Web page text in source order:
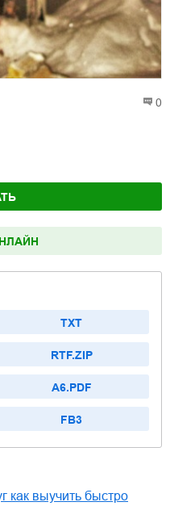
0
TXT
RTF.ZIP
A6.PDF
FB3
как выучить быстро